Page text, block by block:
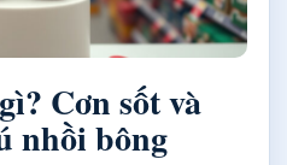
Cơn sốt và
nhồi bông